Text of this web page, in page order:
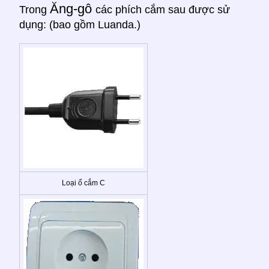
Trong Ăng-gô các phích cắm sau được sử
dụng: (bao gồm Luanda.)
Loại ổ cắm C